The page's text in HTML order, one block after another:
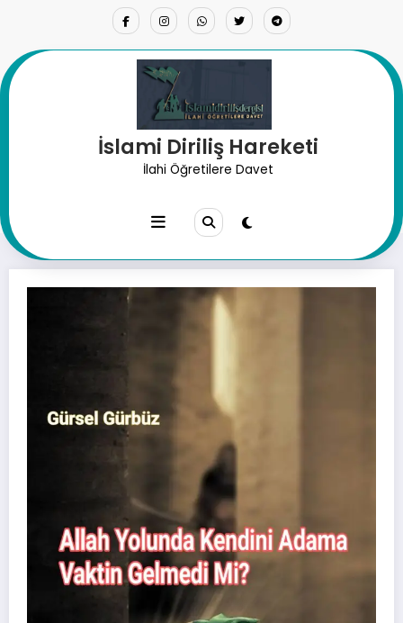
İslami Diriliş Hareketi
İlahi Öğretilere Davet
Allah Yolunda Kendini Adama